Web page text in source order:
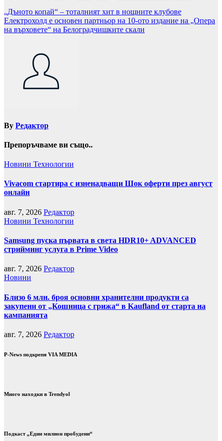
Навигация
„Дъното копай“ – тоталният хит в нощните клубове
Eлектрохолд е основен партньор на 10-ото издание на „Опера
на върховете“ на Белоградчишките скали
By Редактор
Препоръчваме ви също..
Новини Технологии
Vivacom стартира с изненадващи Шок оферти през август
онлайн
авг. 7, 2026 Редактор
Новини Технологии
Samsung пуска първата в света HDR10+ ADVANCED
стрийминг услуга в Prime Video
авг. 7, 2026 Редактор
Новини
Близо 6 млн. броя основни хранителни продукти са
закупени от „Кошница с грижа“ в Kaufland от старта на
кампанията
авг. 7, 2026 Редактор
P-News подкрепя VIA MEDIA
Много находки в Trendyol
Подкаст „Един милион пробудени“